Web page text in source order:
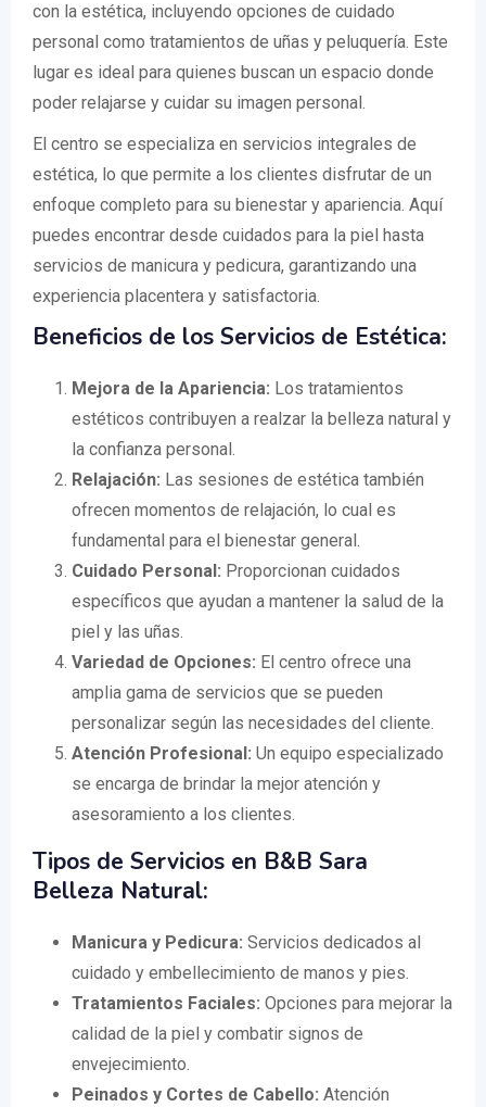
con la estética, incluyendo opciones de cuidado
personal como tratamientos de uñas y peluquería. Este
lugar es ideal para quienes buscan un espacio donde
poder relajarse y cuidar su imagen personal.
El centro se especializa en servicios integrales de
estética, lo que permite a los clientes disfrutar de un
enfoque completo para su bienestar y apariencia. Aquí
puedes encontrar desde cuidados para la piel hasta
servicios de manicura y pedicura, garantizando una
experiencia placentera y satisfactoria.
Beneficios de los Servicios de Estética:
Mejora de la Apariencia: Los tratamientos
estéticos contribuyen a realzar la belleza natural y
la confianza personal.
Relajación: Las sesiones de estética también
ofrecen momentos de relajación, lo cual es
fundamental para el bienestar general.
Cuidado Personal: Proporcionan cuidados
específicos que ayudan a mantener la salud de la
piel y las uñas.
Variedad de Opciones: El centro ofrece una
amplia gama de servicios que se pueden
personalizar según las necesidades del cliente.
Atención Profesional: Un equipo especializado
se encarga de brindar la mejor atención y
asesoramiento a los clientes.
Tipos de Servicios en B&B Sara
Belleza Natural:
Manicura y Pedicura: Servicios dedicados al
cuidado y embellecimiento de manos y pies.
Tratamientos Faciales: Opciones para mejorar la
calidad de la piel y combatir signos de
envejecimiento.
Peinados y Cortes de Cabello: Atención